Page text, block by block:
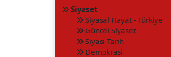
Siyaset
Siyasal Hayat - Türkiye
Güncel Siyaset
Siyasi Tarih
Demokrasi